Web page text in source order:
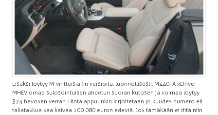
Lisäksi löytyy M-viritteisiäkin versioita, luonnollisesti. M440i A xDrive
MHEV omaa sulosointuisen ahdetun suoran kutosen ja voimaa löytyy
374 hevosen verran. Hintalappuunkin kirjoitetaan jo kuudes numero eli
takataskua saa kaivaa 100 080 euron edestä. Jos tämäkään ei riitä niin